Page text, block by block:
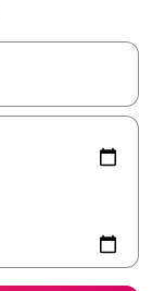
通过点击或滑动手势